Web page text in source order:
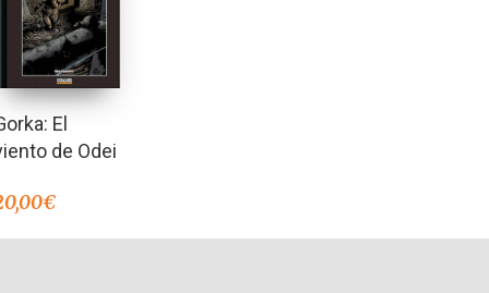
El
de Odei
€